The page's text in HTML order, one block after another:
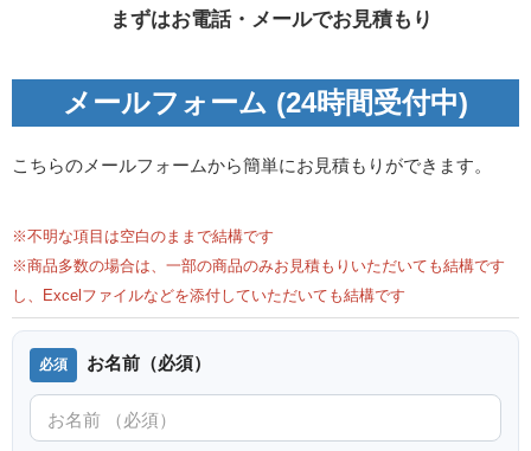
まずはお電話・メールでお見積もり
メールフォーム (24時間受付中)
こちらのメールフォームから簡単にお見積もりができます。
※不明な項目は空白のままで結構です
※商品多数の場合は、一部の商品のみお見積もりいただいても結構です
し、Excelファイルなどを添付していただいても結構です
お名前（必須）